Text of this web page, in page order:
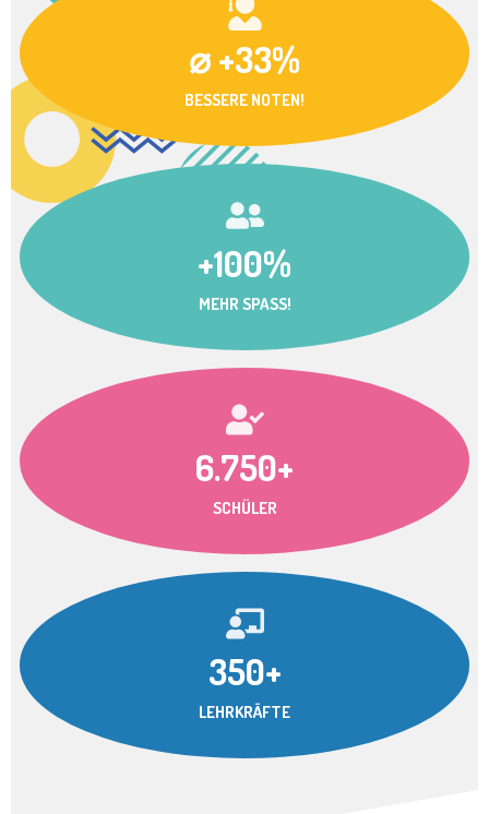
⌀ +33%
BESSERE NOTEN!
+100%
MEHR SPASS!
6.750+
SCHÜLER
350+
LEHRKRÄFTE